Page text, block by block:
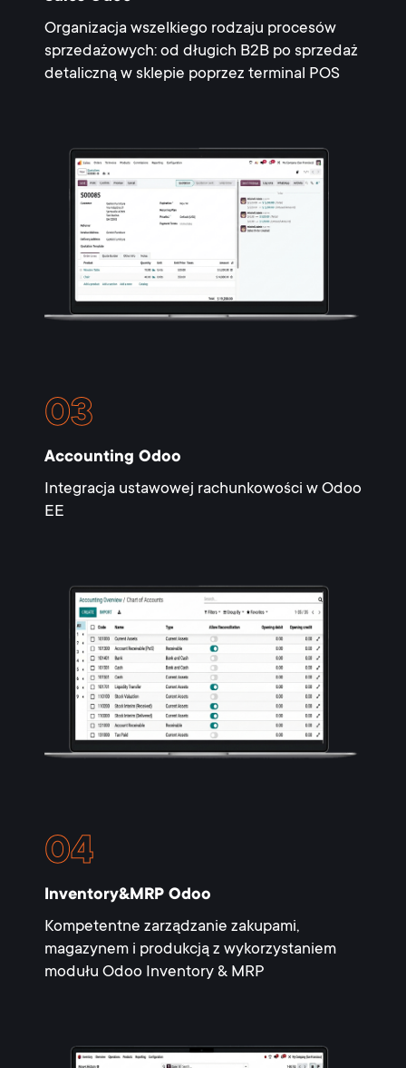
Organizacja wszelkiego rodzaju procesów
sprzedażowych: od długich B2B po sprzedaż
detaliczną w sklepie poprzez terminal POS
Accounting Odoo
Integracja ustawowej rachunkowości w Odoo
EE
Inventory&MRP Odoo
Kompetentne zarządzanie zakupami,
magazynem i produkcją z wykorzystaniem
modułu Odoo Inventory & MRP